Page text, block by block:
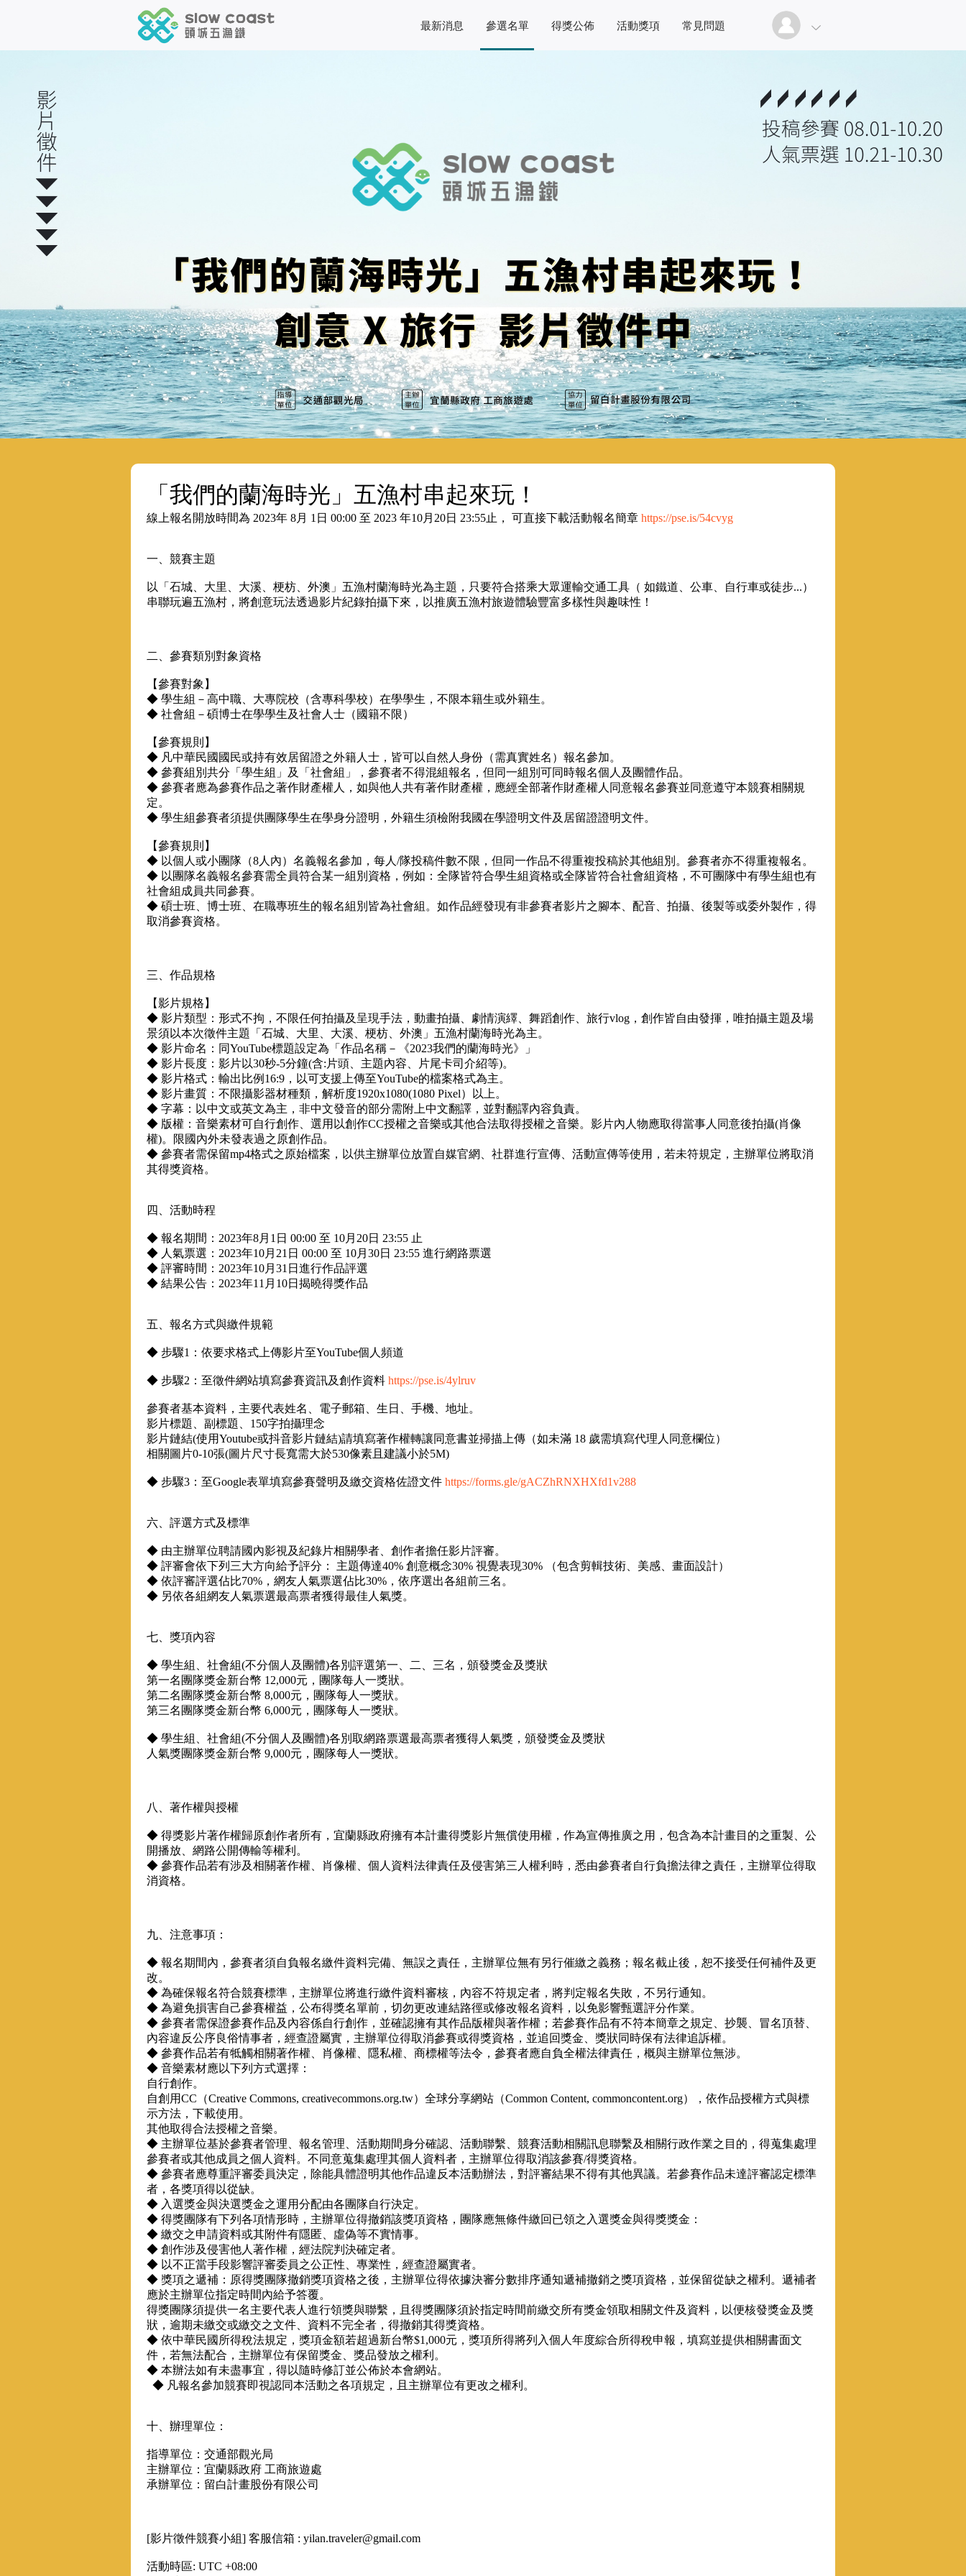
最新消息 參選名單 得獎公佈 活動獎項 常見問題
「我們的蘭海時光」五漁村串起來玩！
線上報名開放時間為 2023年 8月 1日 00:00 至 2023 年10月20日 23:55止， 可直接下載活動報名簡章 https://pse.is/54cvyg
一、競賽主題
以「石城、大里、大溪、梗枋、外澳」五漁村蘭海時光為主題，只要符合搭乘大眾運輸交通工具（ 如鐵道、公車、自行車或徒步...）
串聯玩遍五漁村，將創意玩法透過影片紀錄拍攝下來，以推廣五漁村旅遊體驗豐富多樣性與趣味性！
二、參賽類別對象資格
【參賽對象】
◆ 學生組－高中職、大專院校（含專科學校）在學學生，不限本籍生或外籍生。
◆ 社會組－碩博士在學學生及社會人士（國籍不限）
【參賽規則】
◆ 凡中華民國國民或持有效居留證之外籍人士，皆可以自然人身份（需真實姓名）報名參加。
◆ 參賽組別共分「學生組」及「社會組」，參賽者不得混組報名，但同一組別可同時報名個人及團體作品。
◆ 參賽者應為參賽作品之著作財產權人，如與他人共有著作財產權，應經全部著作財產權人同意報名參賽並同意遵守本競賽相關規
定。
◆ 學生組參賽者須提供團隊學生在學身分證明，外籍生須檢附我國在學證明文件及居留證證明文件。
【參賽規則】
◆ 以個人或小團隊（8人內）名義報名參加，每人/隊投稿件數不限，但同一作品不得重複投稿於其他組別。參賽者亦不得重複報名。
◆ 以團隊名義報名參賽需全員符合某一組別資格，例如：全隊皆符合學生組資格或全隊皆符合社會組資格，不可團隊中有學生組也有
社會組成員共同參賽。
◆ 碩士班、博士班、在職專班生的報名組別皆為社會組。如作品經發現有非參賽者影片之腳本、配音、拍攝、後製等或委外製作，得
取消參賽資格。
三、作品規格
【影片規格】
◆ 影片類型：形式不拘，不限任何拍攝及呈現手法，動畫拍攝、劇情演繹、舞蹈創作、旅行vlog，創作皆自由發揮，唯拍攝主題及場
景須以本次徵件主題「石城、大里、大溪、梗枋、外澳」五漁村蘭海時光為主。
◆ 影片命名：同YouTube標題設定為「作品名稱－《2023我們的蘭海時光》」
◆ 影片長度：影片以30秒-5分鐘(含:片頭、主題內容、片尾卡司介紹等)。
◆ 影片格式：輸出比例16:9，以可支援上傳至YouTube的檔案格式為主。
◆ 影片畫質：不限攝影器材種類，解析度1920x1080(1080 Pixel）以上。
◆ 字幕：以中文或英文為主，非中文發音的部分需附上中文翻譯，並對翻譯內容負責。
◆ 版權：音樂素材可自行創作、選用以創作CC授權之音樂或其他合法取得授權之音樂。影片內人物應取得當事人同意後拍攝(肖像
權)。限國內外未發表過之原創作品。
◆ 參賽者需保留mp4格式之原始檔案，以供主辦單位放置自媒官網、社群進行宣傳、活動宣傳等使用，若未符規定，主辦單位將取消
其得獎資格。
四、活動時程
◆ 報名期間：2023年8月1日 00:00 至 10月20日 23:55 止
◆ 人氣票選：2023年10月21日 00:00 至 10月30日 23:55 進行網路票選
◆ 評審時間：2023年10月31日進行作品評選
◆ 結果公告：2023年11月10日揭曉得獎作品
五、報名方式與繳件規範
◆ 步驟1：依要求格式上傳影片至YouTube個人頻道
◆ 步驟2：至徵件網站填寫參賽資訊及創作資料 https://pse.is/4ylruv
參賽者基本資料，主要代表姓名、電子郵箱、生日、手機、地址。
影片標題、副標題、150字拍攝理念
影片鏈結(使用Youtube或抖音影片鏈結)請填寫著作權轉讓同意書並掃描上傳（如未滿 18 歲需填寫代理人同意欄位）
相關圖片0-10張(圖片尺寸長寬需大於530像素且建議小於5M)
◆ 步驟3：至Google表單填寫參賽聲明及繳交資格佐證文件 https://forms.gle/gACZhRNXHXfd1v288
六、評選方式及標準
◆ 由主辦單位聘請國內影視及紀錄片相關學者、創作者擔任影片評審。
◆ 評審會依下列三大方向給予評分： 主題傳達40% 創意概念30% 視覺表現30% （包含剪輯技術、美感、畫面設計）
◆ 依評審評選佔比70%，網友人氣票選佔比30%，依序選出各組前三名。
◆ 另依各組網友人氣票選最高票者獲得最佳人氣獎。
七、獎項內容
◆ 學生組、社會組(不分個人及團體)各別評選第一、二、三名，頒發獎金及獎狀
第一名團隊獎金新台幣 12,000元，團隊每人一獎狀。
第二名團隊獎金新台幣 8,000元，團隊每人一獎狀。
第三名團隊獎金新台幣 6,000元，團隊每人一獎狀。
◆ 學生組、社會組(不分個人及團體)各別取網路票選最高票者獲得人氣獎，頒發獎金及獎狀
人氣獎團隊獎金新台幣 9,000元，團隊每人一獎狀。
八、著作權與授權
◆ 得獎影片著作權歸原創作者所有，宜蘭縣政府擁有本計畫得獎影片無償使用權，作為宣傳推廣之用，包含為本計畫目的之重製、公
開播放、網路公開傳輸等權利。
◆ 參賽作品若有涉及相關著作權、肖像權、個人資料法律責任及侵害第三人權利時，悉由參賽者自行負擔法律之責任，主辦單位得取
消資格。
九、注意事項：
◆ 報名期間內，參賽者須自負報名繳件資料完備、無誤之責任，主辦單位無有另行催繳之義務；報名截止後，恕不接受任何補件及更
改。
◆ 為確保報名符合競賽標準，主辦單位將進行繳件資料審核，內容不符規定者，將判定報名失敗，不另行通知。
◆ 為避免損害自己參賽權益，公布得獎名單前，切勿更改連結路徑或修改報名資料，以免影響甄選評分作業。
◆ 參賽者需保證參賽作品及內容係自行創作，並確認擁有其作品版權與著作權；若參賽作品有不符本簡章之規定、抄襲、冒名頂替、
內容違反公序良俗情事者，經查證屬實，主辦單位得取消參賽或得獎資格，並追回獎金、獎狀同時保有法律追訴權。
◆ 參賽作品若有牴觸相關著作權、肖像權、隱私權、商標權等法令，參賽者應自負全權法律責任，概與主辦單位無涉。
◆ 音樂素材應以下列方式選擇：
自行創作。
自創用CC（Creative Commons, creativecommons.org.tw）全球分享網站（Common Content, commoncontent.org），依作品授權方式與標
示方法，下載使用。
其他取得合法授權之音樂。
◆ 主辦單位基於參賽者管理、報名管理、活動期間身分確認、活動聯繫、競賽活動相關訊息聯繫及相關行政作業之目的，得蒐集處理
參賽者或其他成員之個人資料。不同意蒐集處理其個人資料者，主辦單位得取消該參賽/得獎資格。
◆ 參賽者應尊重評審委員決定，除能具體證明其他作品違反本活動辦法，對評審結果不得有其他異議。若參賽作品未達評審認定標準
者，各獎項得以從缺。
◆ 入選獎金與決選獎金之運用分配由各團隊自行決定。
◆ 得獎團隊有下列各項情形時，主辦單位得撤銷該獎項資格，團隊應無條件繳回已領之入選獎金與得獎獎金：
◆ 繳交之申請資料或其附件有隱匿、虛偽等不實情事。
◆ 創作涉及侵害他人著作權，經法院判決確定者。
◆ 以不正當手段影響評審委員之公正性、專業性，經查證屬實者。
◆ 獎項之遞補：原得獎團隊撤銷獎項資格之後，主辦單位得依據決審分數排序通知遞補撤銷之獎項資格，並保留從缺之權利。遞補者
應於主辦單位指定時間內給予答覆。
得獎團隊須提供一名主要代表人進行領獎與聯繫，且得獎團隊須於指定時間前繳交所有獎金領取相關文件及資料，以便核發獎金及獎
狀，逾期未繳交或繳交之文件、資料不完全者，得撤銷其得獎資格。
◆ 依中華民國所得稅法規定，獎項金額若超過新台幣$1,000元，獎項所得將列入個人年度綜合所得稅申報，填寫並提供相關書面文
件，若無法配合，主辦單位有保留獎金、獎品發放之權利。
◆ 本辦法如有未盡事宜，得以隨時修訂並公佈於本會網站。
◆ 凡報名參加競賽即視認同本活動之各項規定，且主辦單位有更改之權利。
十、辦理單位：
指導單位：交通部觀光局
主辦單位：宜蘭縣政府 工商旅遊處
承辦單位：留白計畫股份有限公司
[影片徵件競賽小組] 客服信箱 : yilan.traveler@gmail.com
活動時區: UTC +08:00